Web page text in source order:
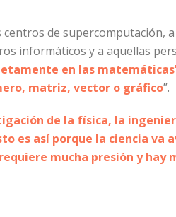
de supercomputación,
informáticos y a aquellas
en las matemáticas
matriz, vector o gráfico”.
de la física, la
es así porque la ciencia va
mucha presión y hay